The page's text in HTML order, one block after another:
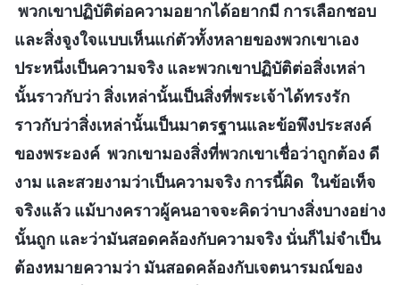
พวกเขาปฏิบัติต่อความอยากได้อยากมี การเลือกชอบ
และสิ่งจูงใจแบบเห็นแก่ตัวทั้งหลายของพวกเขาเอง
ประหนึ่งเป็นความจริง และพวกเขาปฏิบัติต่อสิ่งเหล่า
นั้นราวกับว่า สิ่งเหล่านั้นเป็นสิ่งที่พระเจ้าได้ทรงรัก
ราวกับว่าสิ่งเหล่านั้นเป็นมาตรฐานและข้อพึงประสงค์
ของพระองค์ พวกเขามองสิ่งที่พวกเขาเชื่อว่าถูกต้อง ดี
งาม และสวยงามว่าเป็นความจริง การนี้ผิด ในข้อเท็จ
จริงแล้ว แม้บางคราวผู้คนอาจจะคิดว่าบางสิ่งบางอย่าง
นั้นถูก และว่ามันสอดคล้องกับความจริง นั่นก็ไม่จำเป็น
ต้องหมายความว่า มันสอดคล้องกับเจตนารมณ์ของ